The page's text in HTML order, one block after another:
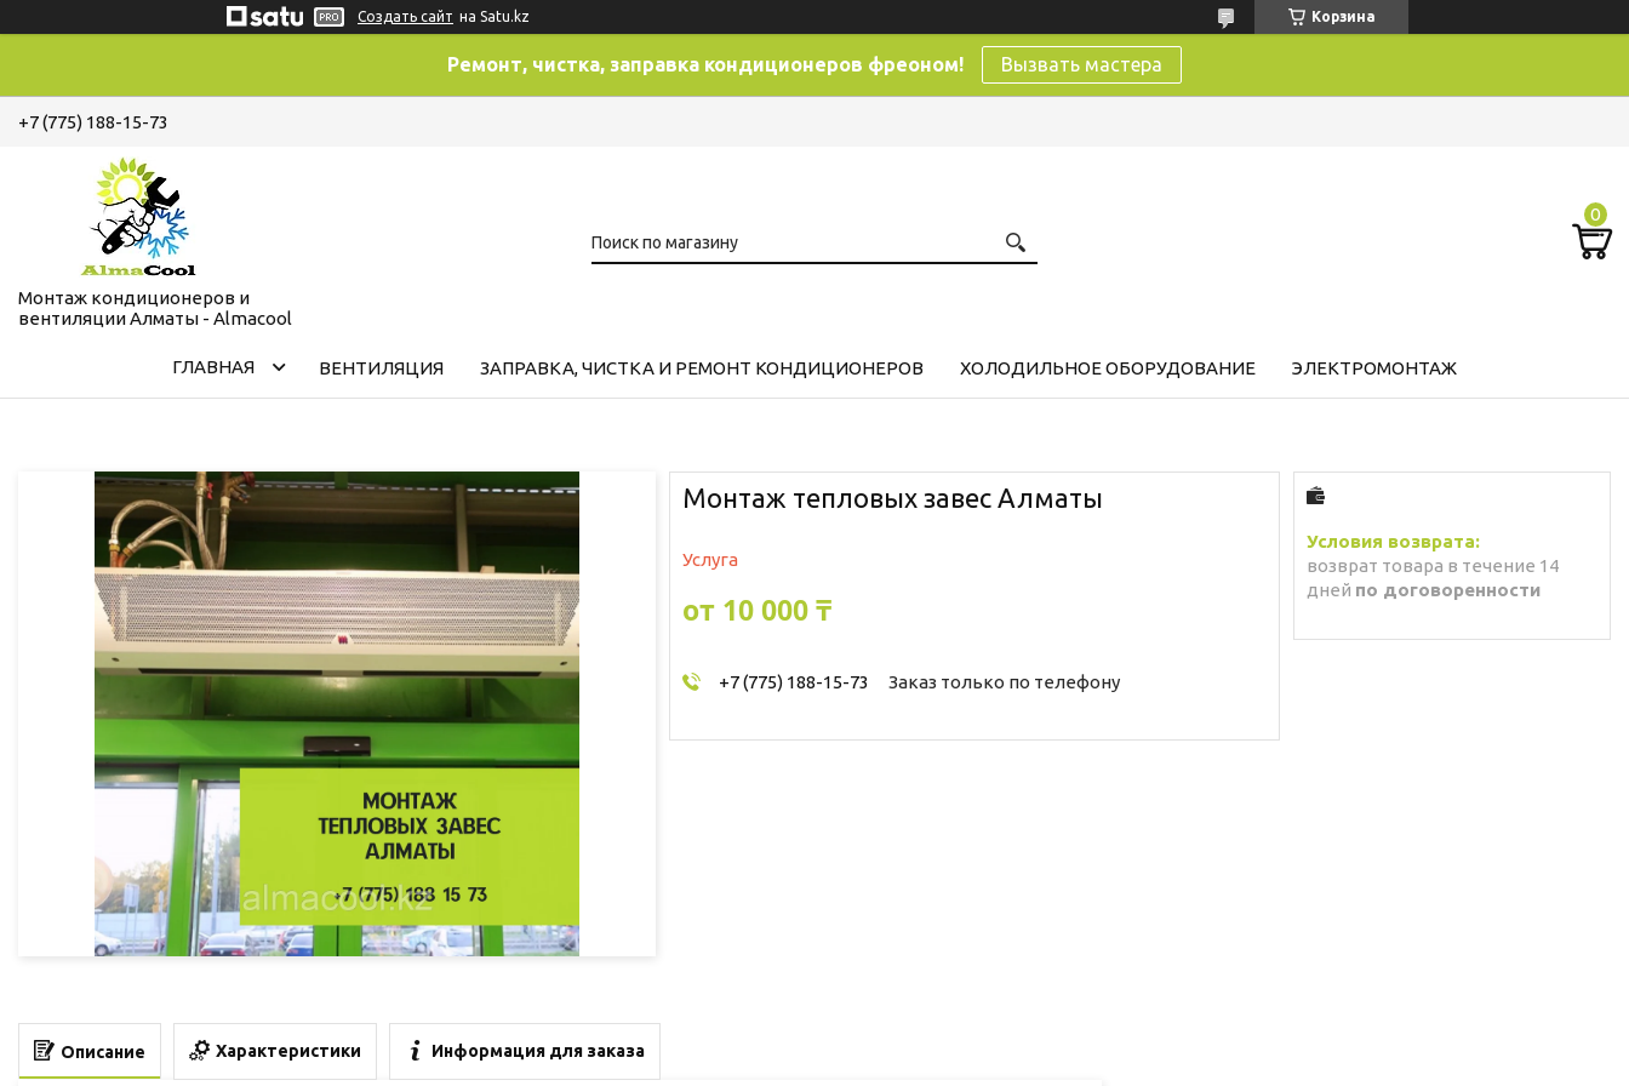
Создать сайт на Satu.kz Корзина
Ремонт, чистка, заправка кондиционеров фреоном! Вызвать мастера
+7 (775) 188-15-73
Монтаж кондиционеров и
вентиляции Алматы - Almacool
ГЛАВНАЯ ВЕНТИЛЯЦИЯ ЗАПРАВКА, ЧИСТКА И РЕМОНТ КОНДИЦИОНЕРОВ ХОЛОДИЛЬНОЕ ОБОРУДОВАНИЕ ЭЛЕКТРОМОНТАЖ
Монтаж тепловых завес Алматы
Услуга
от 10 000 ₸
+7 (775) 188-15-73 Заказ только по телефону
возврат товара в течение 14
дней по договоренности
Описание Характеристики Информация для заказа